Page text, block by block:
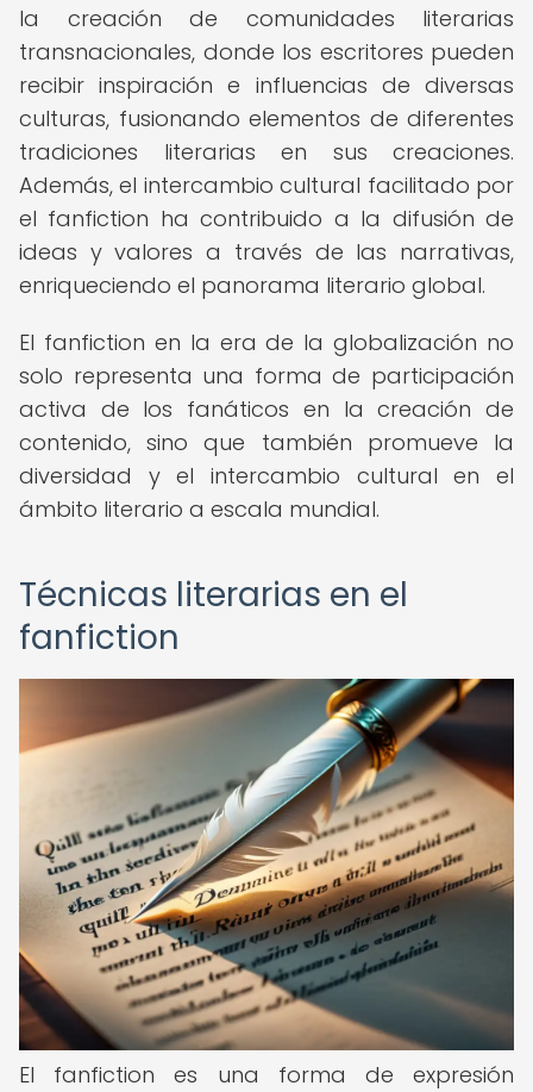
la creación de comunidades literarias
transnacionales, donde los escritores pueden
recibir inspiración e influencias de diversas
culturas, fusionando elementos de diferentes
tradiciones literarias en sus creaciones.
Además, el intercambio cultural facilitado por
el fanfiction ha contribuido a la difusión de
ideas y valores a través de las narrativas,
enriqueciendo el panorama literario global.
El fanfiction en la era de la globalización no
solo representa una forma de participación
activa de los fanáticos en la creación de
contenido, sino que también promueve la
diversidad y el intercambio cultural en el
ámbito literario a escala mundial.
Técnicas literarias en el
fanfiction
El fanfiction es una forma de expresión